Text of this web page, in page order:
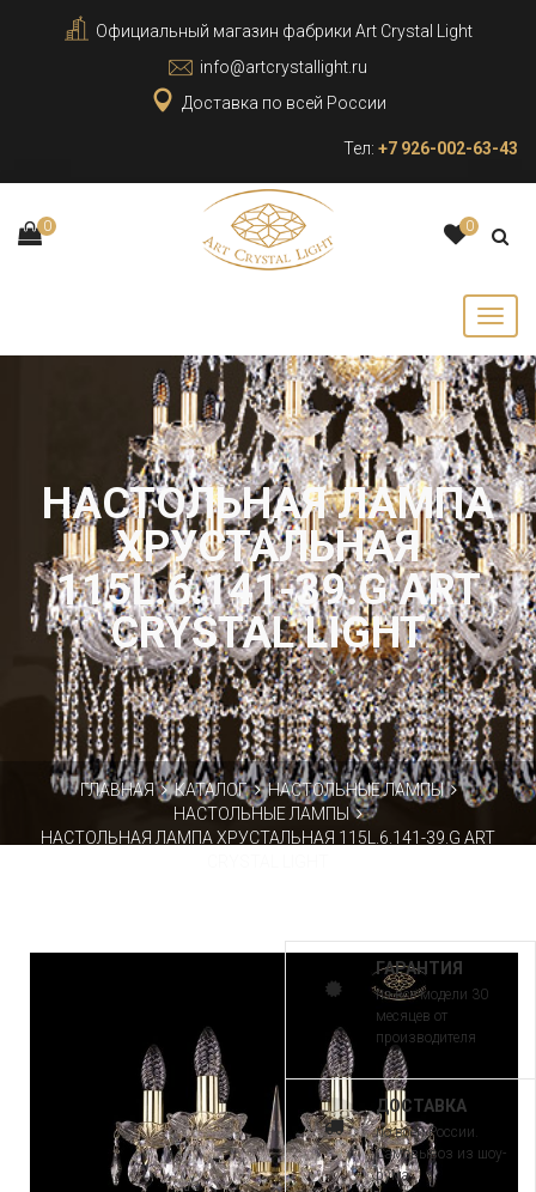
Официальный магазин фабрики Art Crystal Light
info@artcrystallight.ru
Доставка по всей России
Тел: +7 926-002-63-43
0 0
НАСТОЛЬНАЯ ЛАМПА
ХРУСТАЛЬНАЯ
115L.6.141-39.G ART
CRYSTAL LIGHT
ГЛАВНАЯ КАТАЛОГ
НАСТОЛЬНЫЕ ЛАМПЫ
НАСТОЛЬНЫЕ ЛАМПЫ
НАСТОЛЬНАЯ ЛАМПА ХРУСТАЛЬНАЯ 115L.6.141-39.G ART
ГАРАНТИЯ
на все модели 30
месяцев от
производителя
ДОСТАВКА
по всей России.
Самовывоз из шоу-
рума